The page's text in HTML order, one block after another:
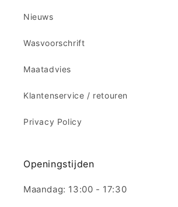
Nieuws
Wasvoorschrift
Maatadvies
Klantenservice / retouren
Privacy Policy
Openingstijden
Maandag: 13:00 - 17:30